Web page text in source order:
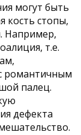
могут быть
кость стопы,
Например,
т.е.
романтичным
палец.
дефекта